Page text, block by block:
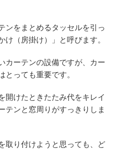
ンをまとめるタッセルを引っ
（房掛け）」と呼びます。
カーテンの設備ですが、カー
とっても重要です。
開けたときたたみ代をキレイ
テンと窓周りがすっきりしま
取り付けようと思っても、ど